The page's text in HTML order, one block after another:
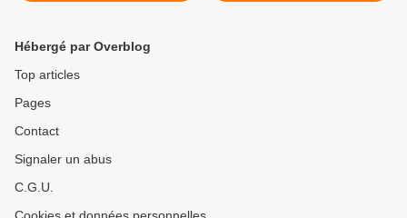
Hébergé par Overblog
Top articles
Pages
Contact
Signaler un abus
C.G.U.